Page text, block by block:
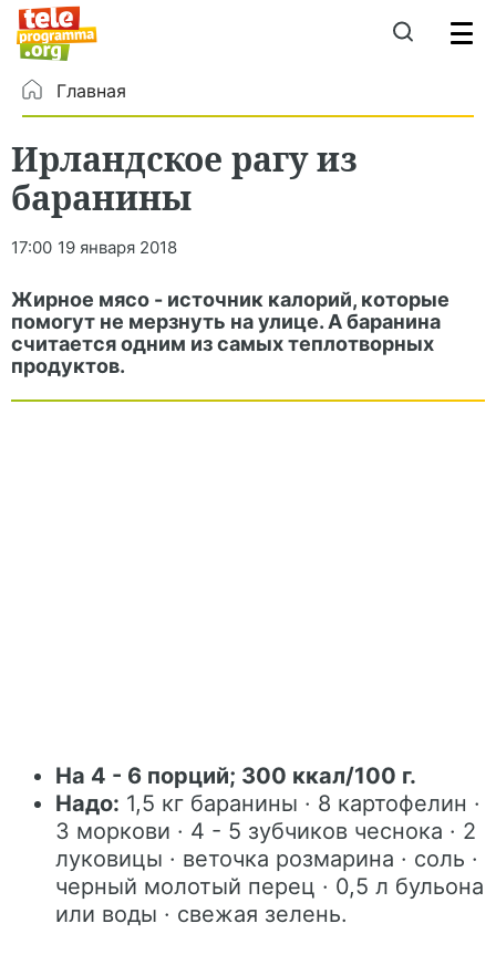
Главная
Ирландское рагу из
баранины
17:00 19 января 2018
Жирное мясо - источник калорий, которые
помогут не мерзнуть на улице. А баранина
считается одним из самых теплотворных
продуктов.
На 4 - 6 порций; 300 ккал/100 г.
Надо: 1,5 кг баранины · 8 картофелин ·
3 моркови · 4 - 5 зубчиков чеснока · 2
луковицы · веточка розмарина · соль ·
черный молотый перец · 0,5 л бульона
или воды · свежая зелень.